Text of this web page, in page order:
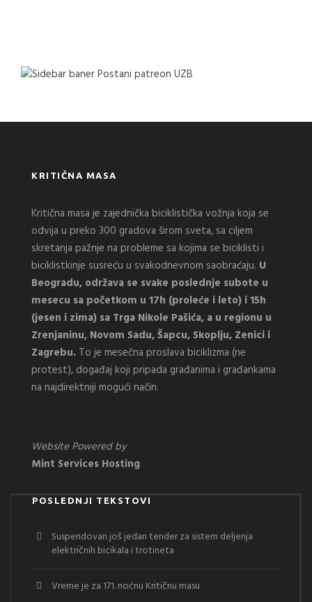
KRITIČNA MASA
Kritična masa je zajednička biciklistička vožnja koja se
odvija u preko 300 gradova širom sveta, sa ciljem
skretanja pažnje na probleme sa kojima se biciklisti i
biciklistkinje susreću u svakodnevnom saobraćaju. U
Beogradu, održava se svake poslednje subote u
mesecu sa početkom u 17h (proleće i leto) i 15h
(jesen i zima) sa Trga Nikole Pašića, a u regionu u
Zrenjaninu, Novom Sadu, Šapcu, Skoplju, Zenici i
Zagrebu. To je mesečna proslava biciklizma (ne
protest), događaj koji pripada građanima i građankama
na najdirektniji mogući način.
Website Powered by
Mint Services Hosting
POSLEDNJI TEKSTOVI
Suspendovan još jedan tender za sistem deljenja
električnih bicikala i trotineta
Vreme je za 171. noćnu Kritičnu masu